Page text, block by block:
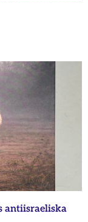
antiisraeliska